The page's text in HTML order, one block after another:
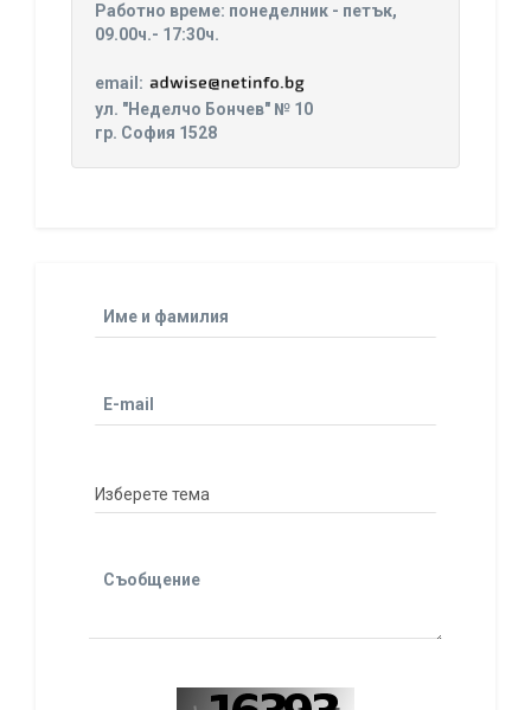
Работно време: понеделник - петък,
09.00ч.- 17:30ч.
email:
ул. "Неделчо Бончев" № 10
гр. София 1528
Име и фамилия
E-mail
Съобщение